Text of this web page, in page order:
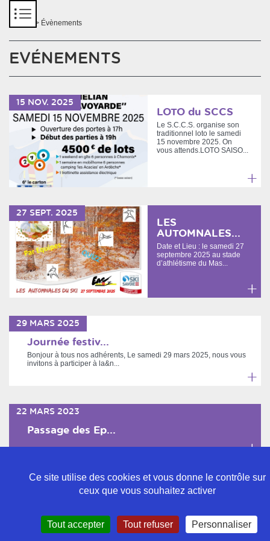
> Évènements
EVÉNEMENTS
15 NOV. 2025
LOTO du SCCS
Le S.C.C.S. organise son
traditionnel loto le samedi
15 novembre 2025. On
vous attends.LOTO SAISO...
savoir
27 SEPT. 2025
LES
AUTOMNALES...
Date et Lieu : le samedi 27
septembre 2025 au stade
d’athlétisme du Mas...
29 MARS 2025
Journée festiv...
Bonjour à tous nos adhérents, Le samedi 29 mars 2025, nous vous
invitons à participer à la&n...
savoir
22 MARS 2023
Passage des Ep...
savoir
Politique de confidentialité
Mentions légales
Ce site utilise des cookies et vous donne le contrôle sur
ceux que vous souhaitez activer
Tout accepter Tout refuser Personnaliser